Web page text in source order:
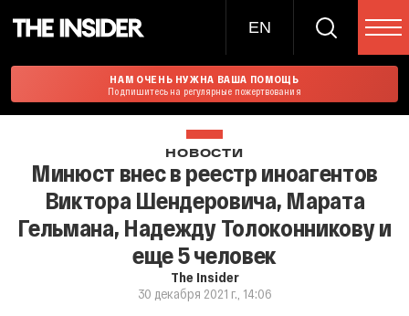
EN
НАМ ОЧЕНЬ НУЖНА ВАША ПОМОЩЬ
Подпишитесь на регулярные пожертвования
НОВОСТИ
Минюст внес в реестр иноагентов
Виктора Шендеровича, Марата
Гельмана, Надежду Толоконникову и
еще 5 человек
The Insider
30 декабря 2021 г., 14:06